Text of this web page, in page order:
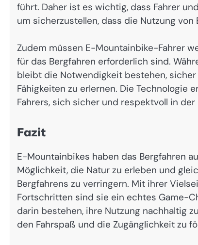
führt. Daher ist es wichtig, dass Fahrer
um sicherzustellen, dass die Nutzung
Zudem müssen E-Mountainbike-Fahrer
für das Bergfahren erforderlich sind.
bleibt die Notwendigkeit bestehen,
Fähigkeiten zu erlernen. Die Technologie
Fahrers, sich sicher und respektvoll in
Fazit
E-Mountainbikes haben das Bergfahren
Möglichkeit, die Natur zu erleben und
Bergfahrens zu verringern. Mit ihrer
Fortschritten sind sie ein echtes Game-
darin bestehen, ihre Nutzung nachhaltig
den Fahrspaß und die Zugänglichkeit zu